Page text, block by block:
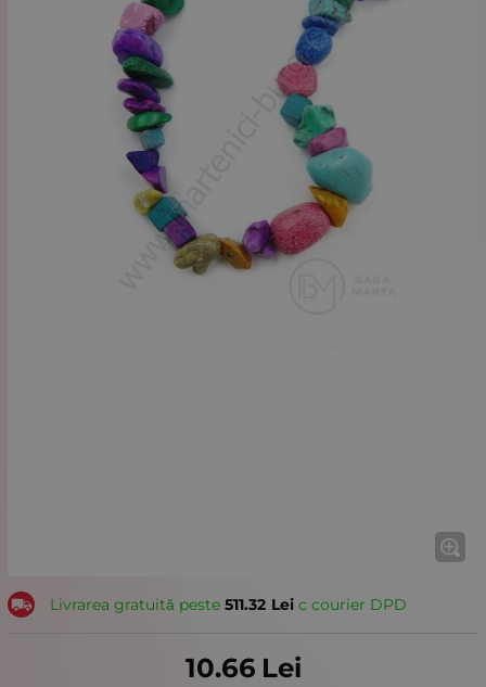
Livrarea gratuită peste 511.32 Leiс courier DPD
10.66 Lei